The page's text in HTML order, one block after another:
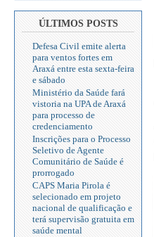
ÚLTIMOS POSTS
Defesa Civil emite alerta
para ventos fortes em
Araxá entre esta sexta-feira
e sábado
Ministério da Saúde fará
vistoria na UPA de Araxá
para processo de
credenciamento
Inscrições para o Processo
Seletivo de Agente
Comunitário de Saúde é
prorrogado
CAPS Maria Pirola é
selecionado em projeto
nacional de qualificação e
terá supervisão gratuita em
saúde mental